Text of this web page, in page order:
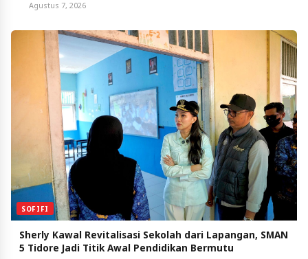
Agustus 7, 2026
SOFIFI
Sherly Kawal Revitalisasi Sekolah dari Lapangan, SMAN
5 Tidore Jadi Titik Awal Pendidikan Bermutu